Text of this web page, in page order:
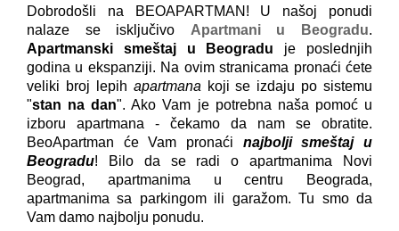
Dobrodošli na BEOAPARTMAN! U našoj ponudi
nalaze se isključivo Apartmani u Beogradu.
Apartmanski smeštaj u Beogradu je poslednjih
godina u ekspanziji. Na ovim stranicama pronaći ćete
veliki broj lepih apartmana koji se izdaju po sistemu
"stan na dan". Ako Vam je potrebna naša pomoć u
izboru apartmana - čekamo da nam se obratite.
BeoApartman će Vam pronaći najbolji smeštaj u
Beogradu! Bilo da se radi o apartmanima Novi
Beograd, apartmanima u centru Beograda,
apartmanima sa parkingom ili garažom. Tu smo da
Vam damo najbolju ponudu.